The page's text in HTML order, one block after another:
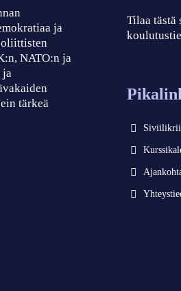
ja
NATO:n ja
ja
tärkeä
Tilaa tästä